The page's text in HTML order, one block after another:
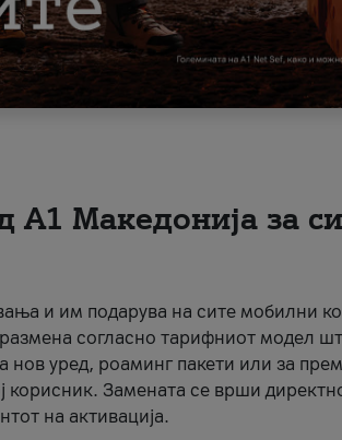
А1 Македонија за
и им подарува на сите мобилни
согласно тарифниот модел
нов уред, роаминг пакети или за
корисник. Замената се врши
на активација.